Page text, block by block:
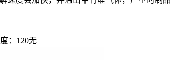
：120无